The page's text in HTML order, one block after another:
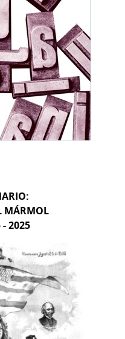
MÁRMOL
- 2025